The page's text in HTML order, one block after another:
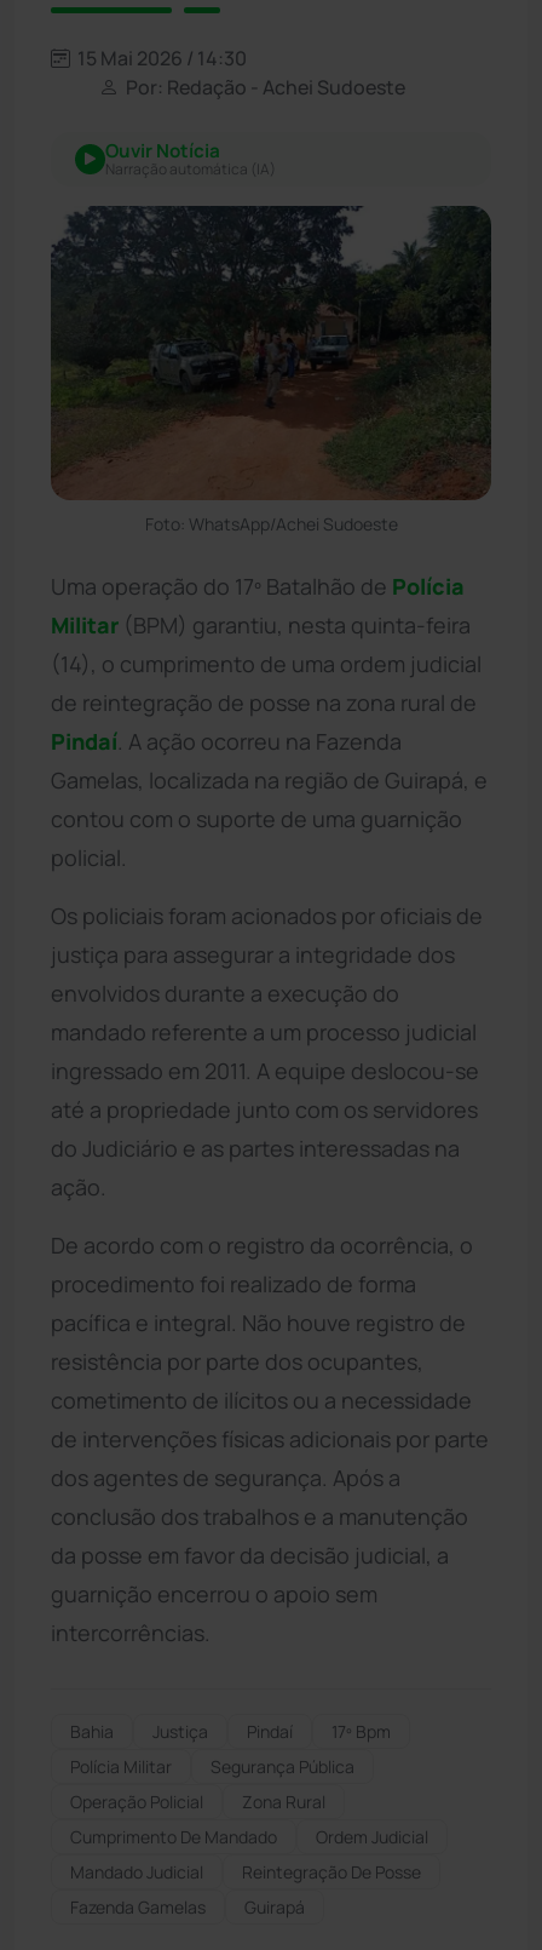
15 Mai 2026 / 14:30
Por: Redação - Achei Sudoeste
Ouvir Notícia
Narração automática (IA)
Foto: WhatsApp/Achei Sudoeste
Uma operação do 17º Batalhão de Polícia
Militar (BPM) garantiu, nesta quinta-feira
(14), o cumprimento de uma ordem judicial
de reintegração de posse na zona rural de
Pindaí . A ação ocorreu na Fazenda
Gamelas, localizada na região de Guirapá, e
contou com o suporte de uma guarnição
policial.
Os policiais foram acionados por oficiais de
justiça para assegurar a integridade dos
envolvidos durante a execução do
mandado referente a um processo judicial
ingressado em 2011. A equipe deslocou-se
até a propriedade junto com os servidores
do Judiciário e as partes interessadas na
ação.
De acordo com o registro da ocorrência, o
procedimento foi realizado de forma
pacífica e integral. Não houve registro de
resistência por parte dos ocupantes,
cometimento de ilícitos ou a necessidade
de intervenções físicas adicionais por parte
dos agentes de segurança. Após a
conclusão dos trabalhos e a manutenção
da posse em favor da decisão judicial, a
guarnição encerrou o apoio sem
intercorrências.
Bahia Justiça Pindaí
17º Bpm
Polícia Militar
Segurança Pública
Operação Policial
Zona Rural
Cumprimento De Mandado
Ordem Judicial
Mandado Judicial
Reintegração De Posse
Fazenda Gamelas
Guirapá